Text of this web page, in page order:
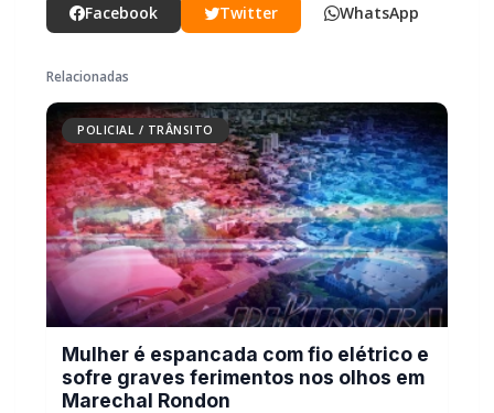
Facebook
Twitter WhatsApp
Relacionadas
POLICIAL / TRÂNSITO
Mulher é espancada com fio elétrico e
sofre graves ferimentos nos olhos em
Marechal Rondon